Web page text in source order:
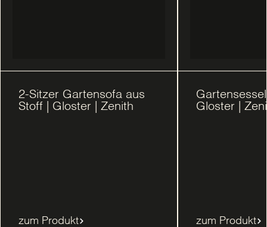
2-Sitzer Gartensofa aus
Stoff | Gloster | Zenith
zum Produkt
Gloster |
zum Produkt